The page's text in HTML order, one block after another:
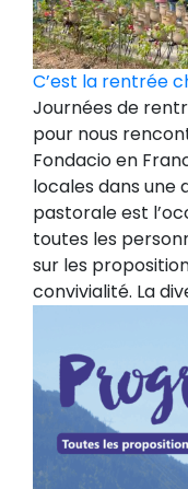
C’est la rentrée
Journées de
pour nous
Fondacio en
locales dans une
pastorale est
toutes les
sur les
convivialité. La